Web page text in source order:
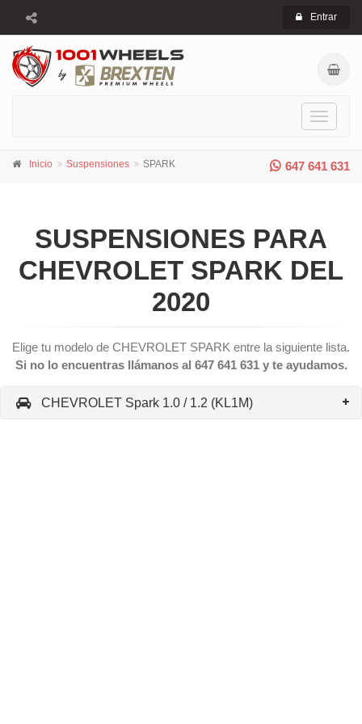
Entrar
Toggle
647 641 631
Inicio Suspensiones SPARK
SUSPENSIONES PARA
CHEVROLET SPARK DEL
2020
Elige tu modelo de CHEVROLET SPARK entre la siguiente lista.
Si no lo encuentras llámanos al 647 641 631 y te ayudamos.
CHEVROLET Spark 1.0 / 1.2 (KL1M)